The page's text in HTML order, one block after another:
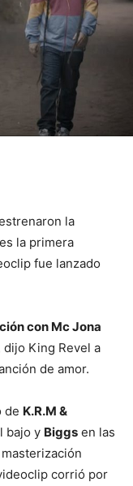
la
la primera
fue lanzado
con Mc Jona
dijo King Revel a
de amor.
de K.R.M &
bajo y Biggs en las
corrió por